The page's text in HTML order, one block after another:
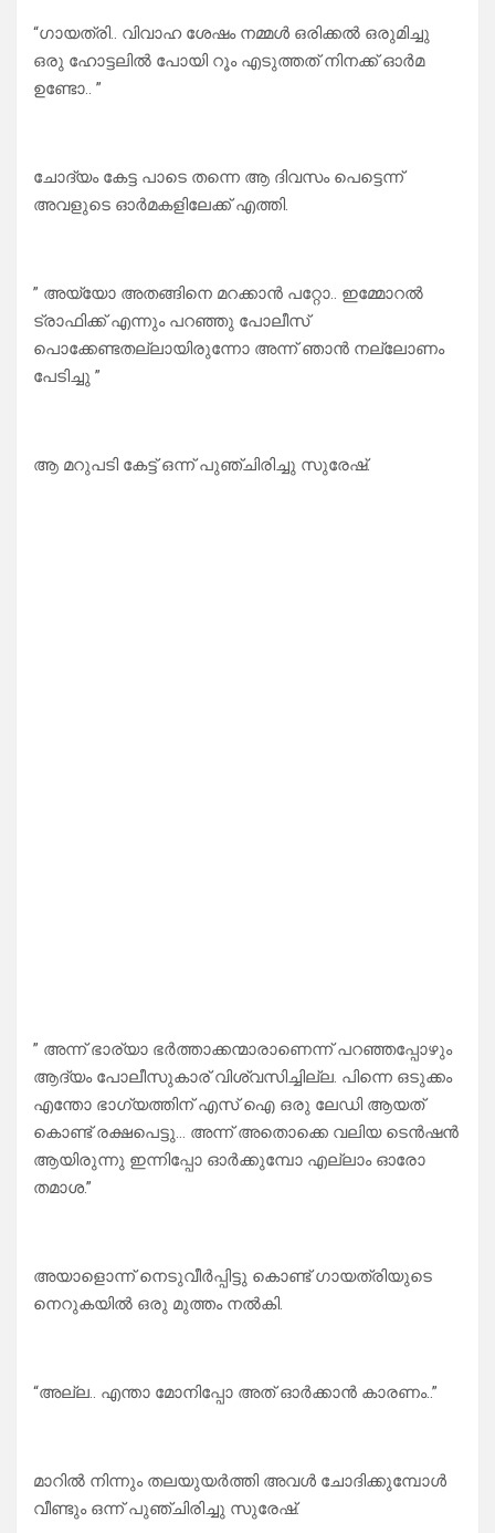
“ഗായത്രി.. വിവാഹ ശേഷം നമ്മൾ ഒരിക്കൽ ഒരുമിച്ചു
ഒരു ഹോട്ടലിൽ പോയി റൂം എടുത്തത് നിനക്ക് ഓർമ
ഉണ്ടോ.. ”
ചോദ്യം കേട്ട പാടെ തന്നെ ആ ദിവസം പെട്ടെന്ന്
അവളുടെ ഓർമകളിലേക്ക് എത്തി.
” അയ്യോ അതങ്ങിനെ മറക്കാൻ പറ്റോ.. ഇമ്മോറൽ
ട്രാഫിക്ക് എന്നും പറഞ്ഞു പോലീസ്
പൊക്കേണ്ടതല്ലായിരുന്നോ അന്ന് ഞാൻ നല്ലോണം
പേടിച്ചു ”
ആ മറുപടി കേട്ട് ഒന്ന് പുഞ്ചിരിച്ചു സുരേഷ്.
” അന്ന് ഭാര്യാ ഭർത്താക്കന്മാരാണെന്ന് പറഞ്ഞപ്പോഴും
ആദ്യം പോലീസുകാര് വിശ്വസിച്ചില്ല. പിന്നെ ഒടുക്കം
എന്തോ ഭാഗ്യത്തിന് എസ് ഐ ഒരു ലേഡി ആയത്
കൊണ്ട് രക്ഷപെട്ടു… അന്ന് അതൊക്കെ വലിയ ടെൻഷൻ
ആയിരുന്നു ഇന്നിപ്പോ ഓർക്കുമ്പോ എല്ലാം ഓരോ
തമാശ.”
അയാളൊന്ന് നെടുവീർപ്പിട്ടു കൊണ്ട് ഗായത്രിയുടെ
നെറുകയിൽ ഒരു മുത്തം നൽകി.
“അല്ല.. എന്താ മോനിപ്പോ അത് ഓർക്കാൻ കാരണം..”
മാറിൽ നിന്നും തലയുയർത്തി അവൾ ചോദിക്കുമ്പോൾ
വീണ്ടും ഒന്ന് പുഞ്ചിരിച്ചു സുരേഷ്.